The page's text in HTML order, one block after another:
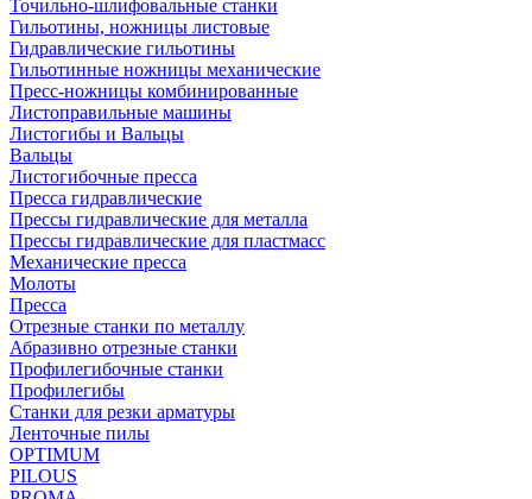
Точильно-шлифовальные станки
Гильотины, ножницы листовые
Гидравлические гильотины
Гильотинные ножницы механические
Пресс-ножницы комбинированные
Листоправильные машины
Листогибы и Вальцы
Вальцы
Листогибочные пресса
Пресса гидравлические
Прессы гидравлические для металла
Прессы гидравлические для пластмасс
Механические пресса
Молоты
Пресса
Отрезные станки по металлу
Абразивно отрезные станки
Профилегибочные станки
Профилегибы
Станки для резки арматуры
Ленточные пилы
OPTIMUM
PILOUS